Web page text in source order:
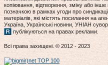
копіювання, відтворення, зміну або
позначкою в рамках угоди про
матеріалів, які містять посилання на
Україна, Українські новини, УНІАН
публікуються на правах реклами.
Всі права захищені. © 2012 - 2023